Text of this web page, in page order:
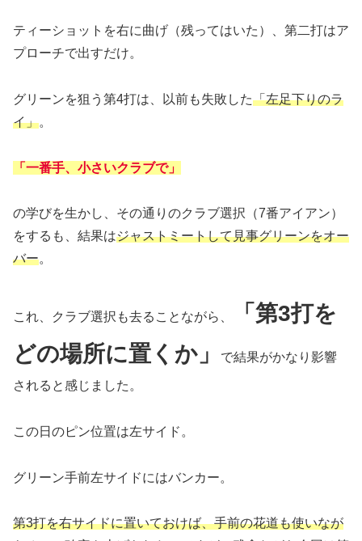
ティーショットを右に曲げ（残ってはいた）、第二打はア
プローチで出すだけ。
グリーンを狙う第4打は、以前も失敗した「左足下りのラ
イ」。
「一番手、小さいクラブで」
の学びを生かし、その通りのクラブ選択（7番アイアン）
をするも、結果はジャストミートして見事グリーンをオー
バー。
これ、クラブ選択も去ることながら、
「第3打を
どの場所に置くか」
で結果がかなり影響
されると感じました。
この日のピン位置は左サイド。
グリーン手前左サイドにはバンカー。
第3打を右サイドに置いておけば、手前の花道も使いなが